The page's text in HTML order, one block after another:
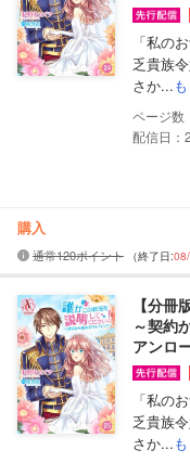
「私の
乏貴族
さか...
配信日：
購入
通常120ポイント （終了日:
【分冊
～契約
アンロ
「私の
乏貴族
さか...